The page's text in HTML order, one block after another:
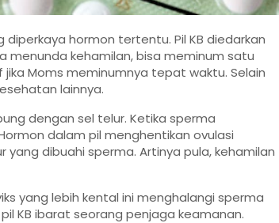
hormon tertentu. Pil KB diedarkan
menunda kehamilan, bisa meminum satu
Moms meminumnya tepat waktu. Selain
lainnya.
dengan sel telur. Ketika sperma
dalam pil menghentikan ovulasi
dibuahi sperma. Artinya pula, kehamilan
yang lebih kental ini menghalangi sperma
KB ibarat seorang penjaga keamanan.